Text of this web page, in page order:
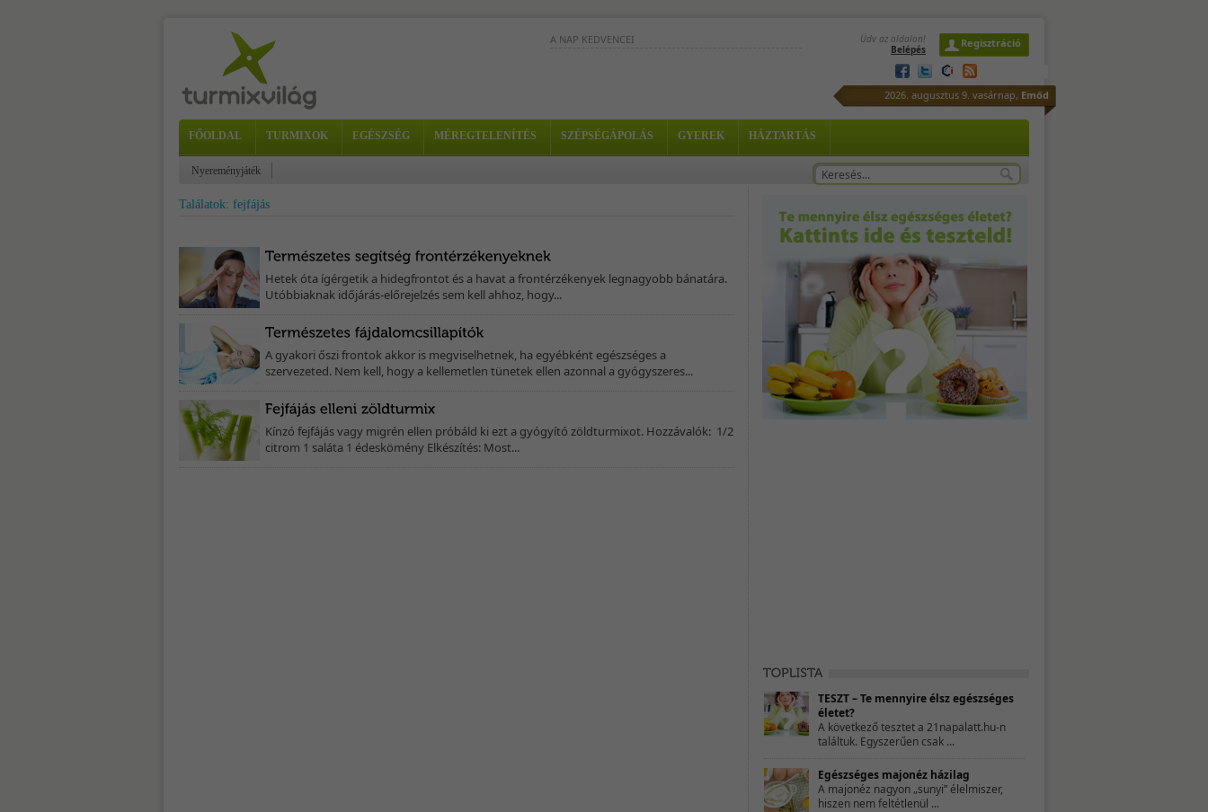
A NAP KEDVENCEI
Ez a rostokban gazdag
turmix segít visszaállítani a
könnyen elkészíthető és rendkívül frissítő,
Üdv az oldalon!
Belépés
Regisztráció
2026. augusztus 9. vasárnap, Emőd
FŐOLDAL TURMIXOK EGÉSZSÉG MÉREGTELENÍTÉS SZÉPSÉGÁPOLÁS GYEREK HÁZTARTÁS
Nyereményjáték
Találatok: fejfájás
Hetek óta ígérgetik a hidegfrontot és a havat a frontérzékenyek legnagyobb bánatára.
Utóbbiaknak időjárás-előrejelzés sem kell ahhoz, hogy...
A gyakori őszi frontok akkor is megviselhetnek, ha egyébként egészséges a
szervezeted. Nem kell, hogy a kellemetlen tünetek ellen azonnal a gyógyszeres...
Kínzó fejfájás vagy migrén ellen próbáld ki ezt a gyógyító zöldturmixot. Hozzávalók: 1/2
citrom 1 saláta 1 édeskömény Elkészítés: Most...
TESZT – Te mennyire élsz egészséges
életet?
A következő tesztet a 21napalatt.hu-n
találtuk. Egyszerűen csak ...
Egészséges majonéz házilag
A majonéz nagyon „sunyi” élelmiszer,
hiszen nem feltétlenül ...